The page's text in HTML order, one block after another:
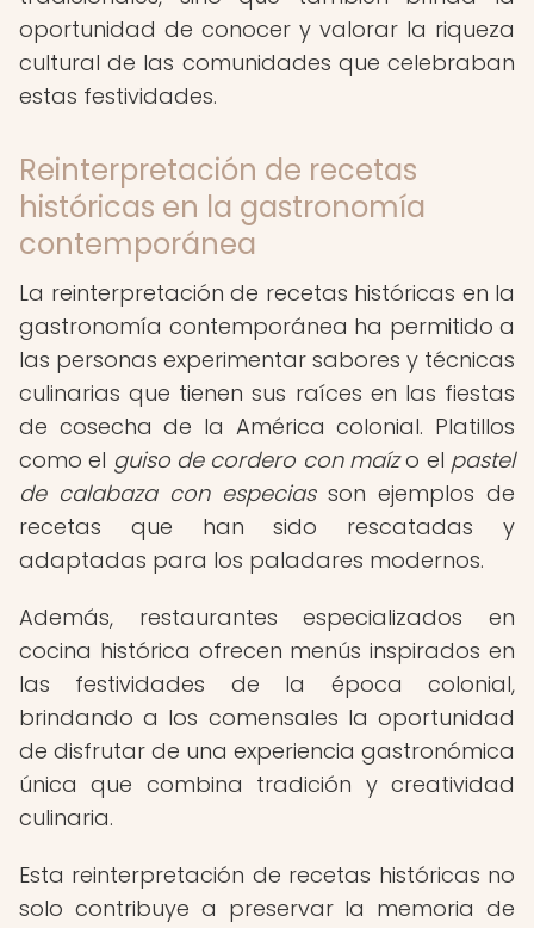
oportunidad de conocer y valorar la riqueza
cultural de las comunidades que celebraban
estas festividades.
Reinterpretación de recetas
históricas en la gastronomía
contemporánea
La reinterpretación de recetas históricas en la
gastronomía contemporánea ha permitido a
las personas experimentar sabores y técnicas
culinarias que tienen sus raíces en las fiestas
de cosecha de la América colonial. Platillos
como el guiso de cordero con maízo el pastel
de calabaza con especiasson ejemplos de
recetas que han sido rescatadas y
adaptadas para los paladares modernos.
Además, restaurantes especializados en
cocina histórica ofrecen menús inspirados en
las festividades de la época colonial,
brindando a los comensales la oportunidad
de disfrutar de una experiencia gastronómica
única que combina tradición y creatividad
culinaria.
Esta reinterpretación de recetas históricas no
solo contribuye a preservar la memoria de